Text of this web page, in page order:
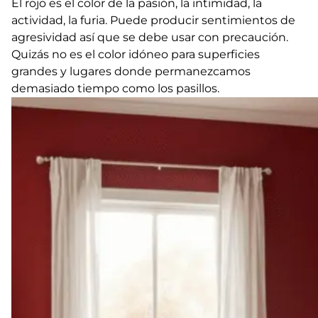
El rojo es el color de la pasión, la intimidad, la
actividad, la furia. Puede producir sentimientos de
agresividad así que se debe usar con precaución.
Quizás no es el color idóneo para superficies
grandes y lugares donde permanezcamos
demasiado tiempo como los pasillos.